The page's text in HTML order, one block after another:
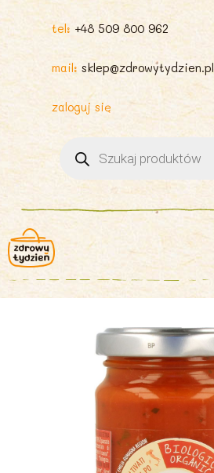
tel: +48 509 800 962
mail: sklep@zdrowytydzien.pl
zaloguj się
produktów